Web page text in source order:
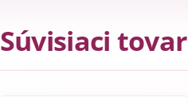
Súvisiaci tovar